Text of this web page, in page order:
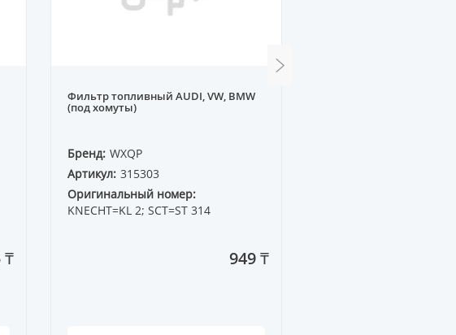
₸
Фильтр топливный AUDI, VW, BMW
(под хомуты)
Бренд: WXQP
Артикул: 315303
Оригинальный номер:
KNECHT=KL 2; SCT=ST 314
949 ₸